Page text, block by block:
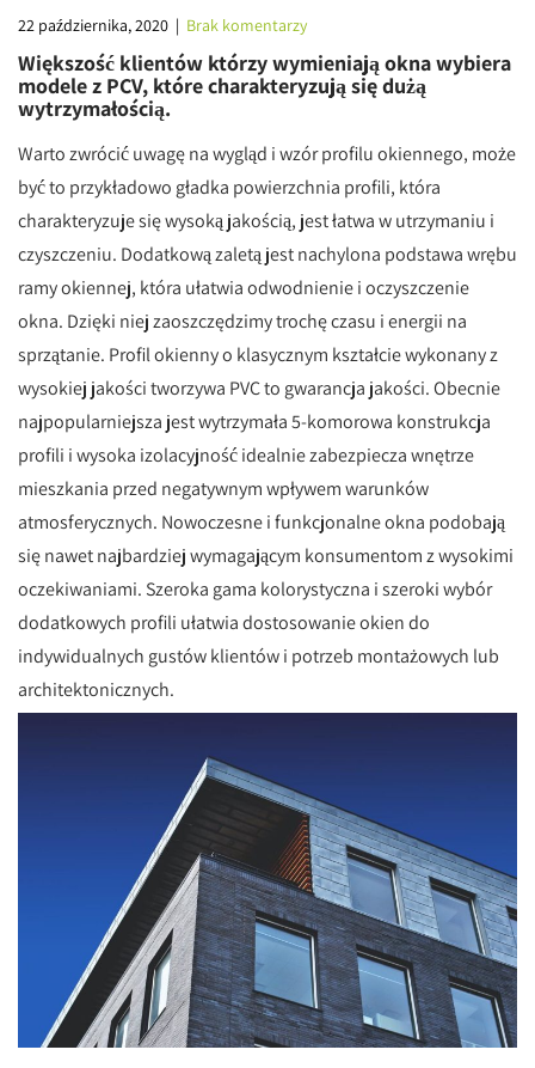
22 października, 2020 | Brak komentarzy
Większość klientów którzy wymieniają okna wybiera
modele z PCV, które charakteryzują się dużą
wytrzymałością.
Warto zwrócić uwagę na wygląd i wzór profilu okiennego, może
być to przykładowo gładka powierzchnia profili, która
charakteryzuje się wysoką jakością, jest łatwa w utrzymaniu i
czyszczeniu. Dodatkową zaletą jest nachylona podstawa wrębu
ramy okiennej, która ułatwia odwodnienie i oczyszczenie
okna. Dzięki niej zaoszczędzimy trochę czasu i energii na
sprzątanie. Profil okienny o klasycznym kształcie wykonany z
wysokiej jakości tworzywa PVC to gwarancja jakości. Obecnie
najpopularniejsza jest wytrzymała 5-komorowa konstrukcja
profili i wysoka izolacyjność idealnie zabezpiecza wnętrze
mieszkania przed negatywnym wpływem warunków
atmosferycznych. Nowoczesne i funkcjonalne okna podobają
się nawet najbardziej wymagającym konsumentom z wysokimi
oczekiwaniami. Szeroka gama kolorystyczna i szeroki wybór
dodatkowych profili ułatwia dostosowanie okien do
indywidualnych gustów klientów i potrzeb montażowych lub
architektonicznych.